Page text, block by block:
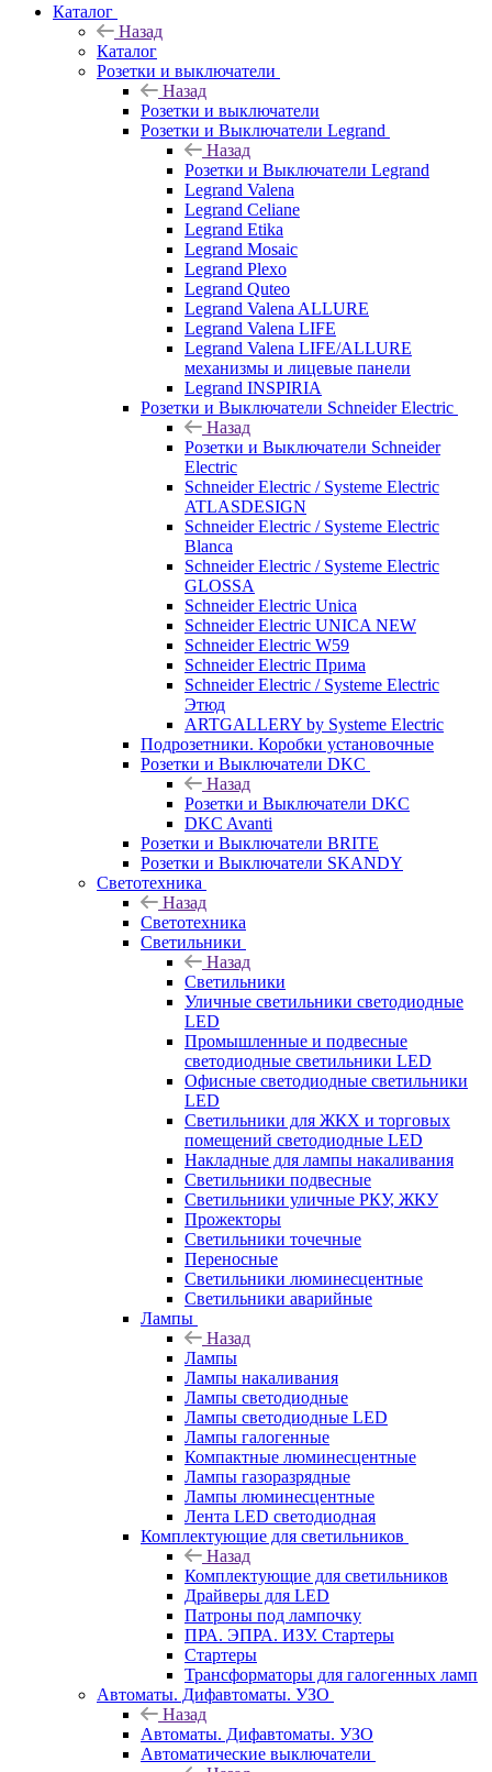
Каталог
Назад
Каталог
Розетки и выключатели
Назад
Розетки и выключатели
Розетки и Выключатели Legrand
Назад
Розетки и Выключатели Legrand
Legrand Valena
Legrand Celiane
Legrand Etika
Legrand Mosaic
Legrand Plexo
Legrand Quteo
Legrand Valena ALLURE
Legrand Valena LIFE
Legrand Valena LIFE/ALLURE
механизмы и лицевые панели
Legrand INSPIRIA
Розетки и Выключатели Schneider Electric
Назад
Розетки и Выключатели Schneider
Electric
Schneider Electric / Systeme Electric
ATLASDESIGN
Schneider Electric / Systeme Electric
Blanca
Schneider Electric / Systeme Electric
GLOSSA
Schneider Electric Unica
Schneider Electric UNICA NEW
Schneider Electric W59
Schneider Electric Прима
Schneider Electric / Systeme Electric
Этюд
ARTGALLERY by Systeme Electric
Подрозетники. Коробки установочные
Розетки и Выключатели DKC
Назад
Розетки и Выключатели DKC
DKC Avanti
Розетки и Выключатели BRITE
Розетки и Выключатели SKANDY
Светотехника
Назад
Светотехника
Светильники
Назад
Светильники
Уличные светильники светодиодные
LED
Промышленные и подвесные
светодиодные светильники LED
Офисные светодиодные светильники
LED
Светильники для ЖКХ и торговых
помещений светодиодные LED
Накладные для лампы накаливания
Светильники подвесные
Светильники уличные РКУ, ЖКУ
Прожекторы
Cветильники точечные
Переносные
Светильники люминесцентные
Светильники аварийные
Лампы
Назад
Лампы
Лампы накаливания
Лампы светодиодные
Лампы светодиодные LED
Лампы галогенные
Компактные люминесцентные
Лампы газоразрядные
Лампы люминесцентные
Лента LED светодиодная
Комплектующие для светильников
Назад
Комплектующие для светильников
Драйверы для LED
Патроны под лампочку
ПРА. ЭПРА. ИЗУ. Стартеры
Стартеры
Трансформаторы для галогенных ламп
Автоматы. Дифавтоматы. УЗО
Назад
Автоматы. Дифавтоматы. УЗО
Автоматические выключатели